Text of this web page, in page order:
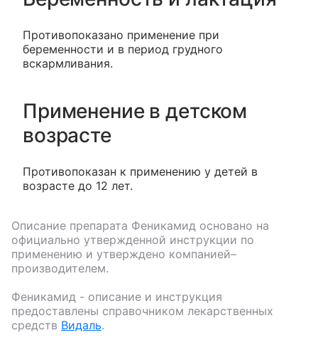
Противопоказано применение при
беременности и в период грудного
вскармливания.
Применение в детском
возрасте
Противопоказан к применению у детей в
возрасте до 12 лет.
Описание препарата Феникамид основано на
официально утвержденной инструкции по
применению и утверждено компанией–
производителем.
Феникамид - описание и инструкция
предоставлены справочником лекарственных
средств Видаль.